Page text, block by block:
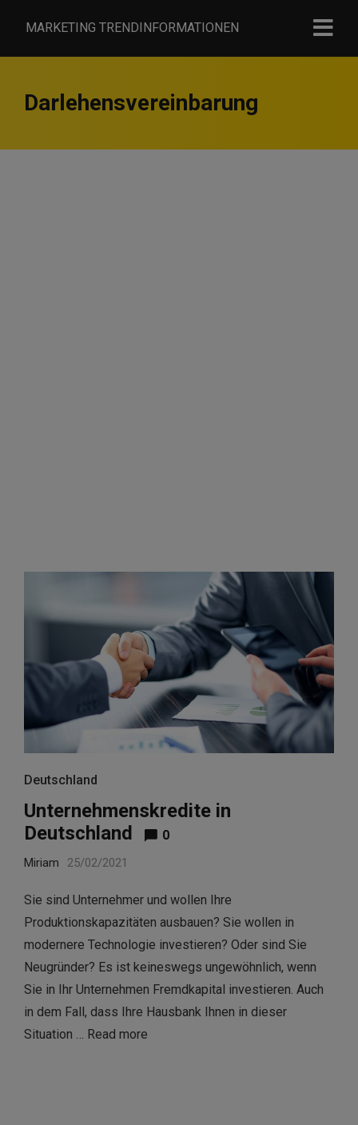
MARKETING TRENDINFORMATIONEN
Darlehensvereinbarung
Deutschland
Unternehmenskredite in
Deutschland
0
Miriam 25/02/2021
Sie sind Unternehmer und wollen Ihre
Produktionskapazitäten ausbauen? Sie wollen in
modernere Technologie investieren? Oder sind Sie
Neugründer? Es ist keineswegs ungewöhnlich, wenn
Sie in Ihr Unternehmen Fremdkapital investieren. Auch
in dem Fall, dass Ihre Hausbank Ihnen in dieser
Situation … Read more